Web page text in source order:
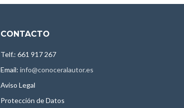
CONTACTO
Telf.: 661 917 267
Email: info@conoceralautor.es
Aviso Legal
Protección de Datos